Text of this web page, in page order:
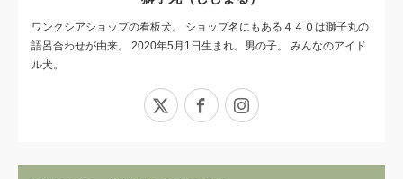
ワンクシアショップの看板犬。 ショップ名にもある４４０は獅子丸の
語呂合わせが由来。 2020年5月1日生まれ。男の子。 みんなのアイド
ル犬。
Facebook